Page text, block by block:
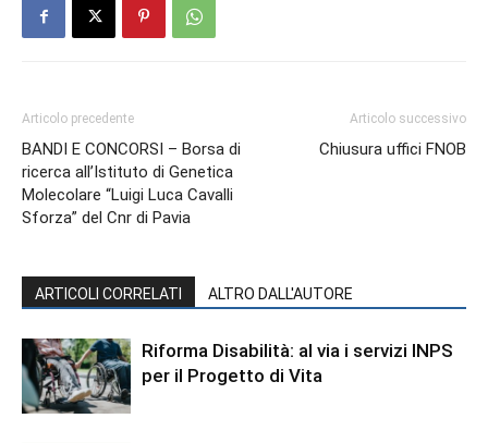
Articolo precedente
BANDI E CONCORSI – Borsa di
ricerca all’Istituto di Genetica
Molecolare “Luigi Luca Cavalli
Sforza” del Cnr di Pavia
Articolo successivo
Chiusura uffici FNOB
ARTICOLI CORRELATI ALTRO DALL'AUTORE
Riforma Disabilità: al via i servizi INPS
per il Progetto di Vita